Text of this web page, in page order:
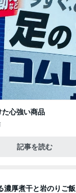
た心強い商品
記事を読む
濃厚煮干と岩のりご飯